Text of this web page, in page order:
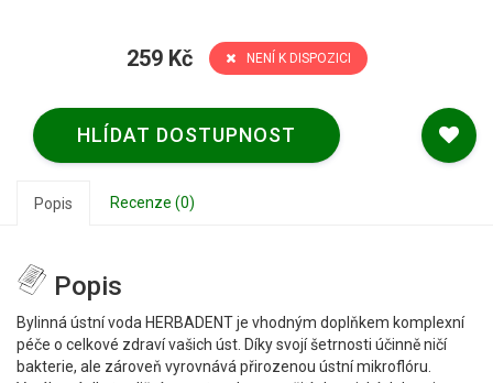
259 Kč NENÍ K DISPOZICI
HLÍDAT DOSTUPNOST
Popis Recenze (0)
Popis
Bylinná ústní voda HERBADENT je vhodným doplňkem komplexní
péče o celkové zdraví vašich úst. Díky svojí šetrnosti účinně ničí
bakterie, ale zároveň vyrovnává přirozenou ústní mikroflóru.